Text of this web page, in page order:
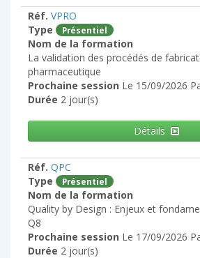
Réf. VPRO
Type
Présentiel
Nom de la formation
La validation des procédés de
pharmaceutique
Prochaine session Le 15/09/2026
Durée 2 jour(s)
Détails
Réf. QPC
Type
Présentiel
Nom de la formation
Quality by Design : Enjeux et
Q8
Prochaine session Le 17/09/2026
Durée 2 jour(s)